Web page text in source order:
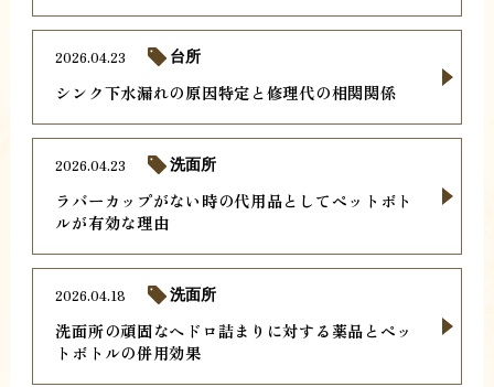
シンク下水漏れの原因特定と修理代の相関関係
2026.04.23 台所
ラバーカップがない時の代用品としてペットボト
ルが有効な理由
2026.04.23 洗面所
洗面所の頑固なヘドロ詰まりに対する薬品とペッ
トボトルの併用効果
2026.04.18 洗面所